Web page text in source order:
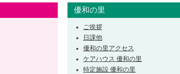
優和の里
ご挨拶
日課他
優和の里アクセス
ケアハウス 優和の里
特定施設 優和の里